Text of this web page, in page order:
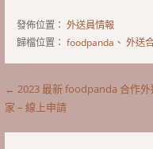
發佈位置： 外送員情報
歸檔位置： foodpanda 、 外送
文
章
← 2023 最新 foodpanda 合作外
家 – 線上申請